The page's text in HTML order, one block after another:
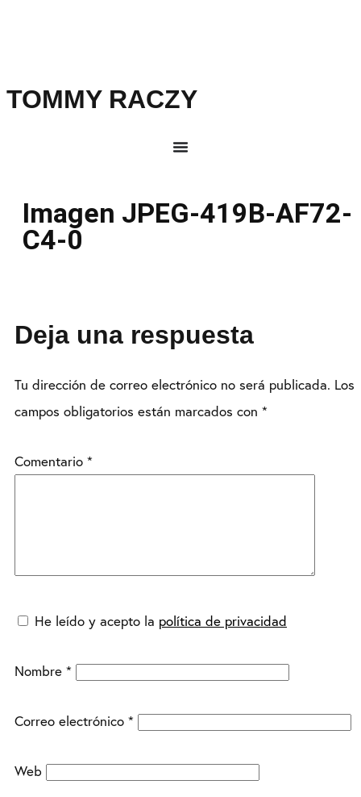
TOMMY RACZY
Imagen JPEG-419B-AF72-
C4-0
Deja una respuesta
Tu dirección de correo electrónico no será publicada. Los
campos obligatorios están marcados con *
Comentario *
He leído y acepto la política de privacidad
Nombre *
Correo electrónico *
Web